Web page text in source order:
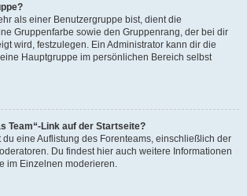
als einer Benutzergruppe bist, dient die
Gruppenfarbe sowie den Gruppenrang, der bei dir
wird, festzulegen. Ein Administrator kann dir die
Hauptgruppe im persönlichen Bereich selbst
Team“-Link auf der Startseite?
eine Auflistung des Forenteams, einschließlich der
Du findest hier auch weitere Informationen
im Einzelnen moderieren.